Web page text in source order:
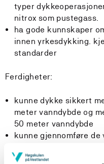
typer
nitrox som pustegass.
ha gode kunnskaper
innen yrkesdykking.
standarder
Ferdigheter:
kunne dykke sikkert
meter vanndybde og
50 meter vanndybde
kunne gjennomføre
selvforsynt utstyr